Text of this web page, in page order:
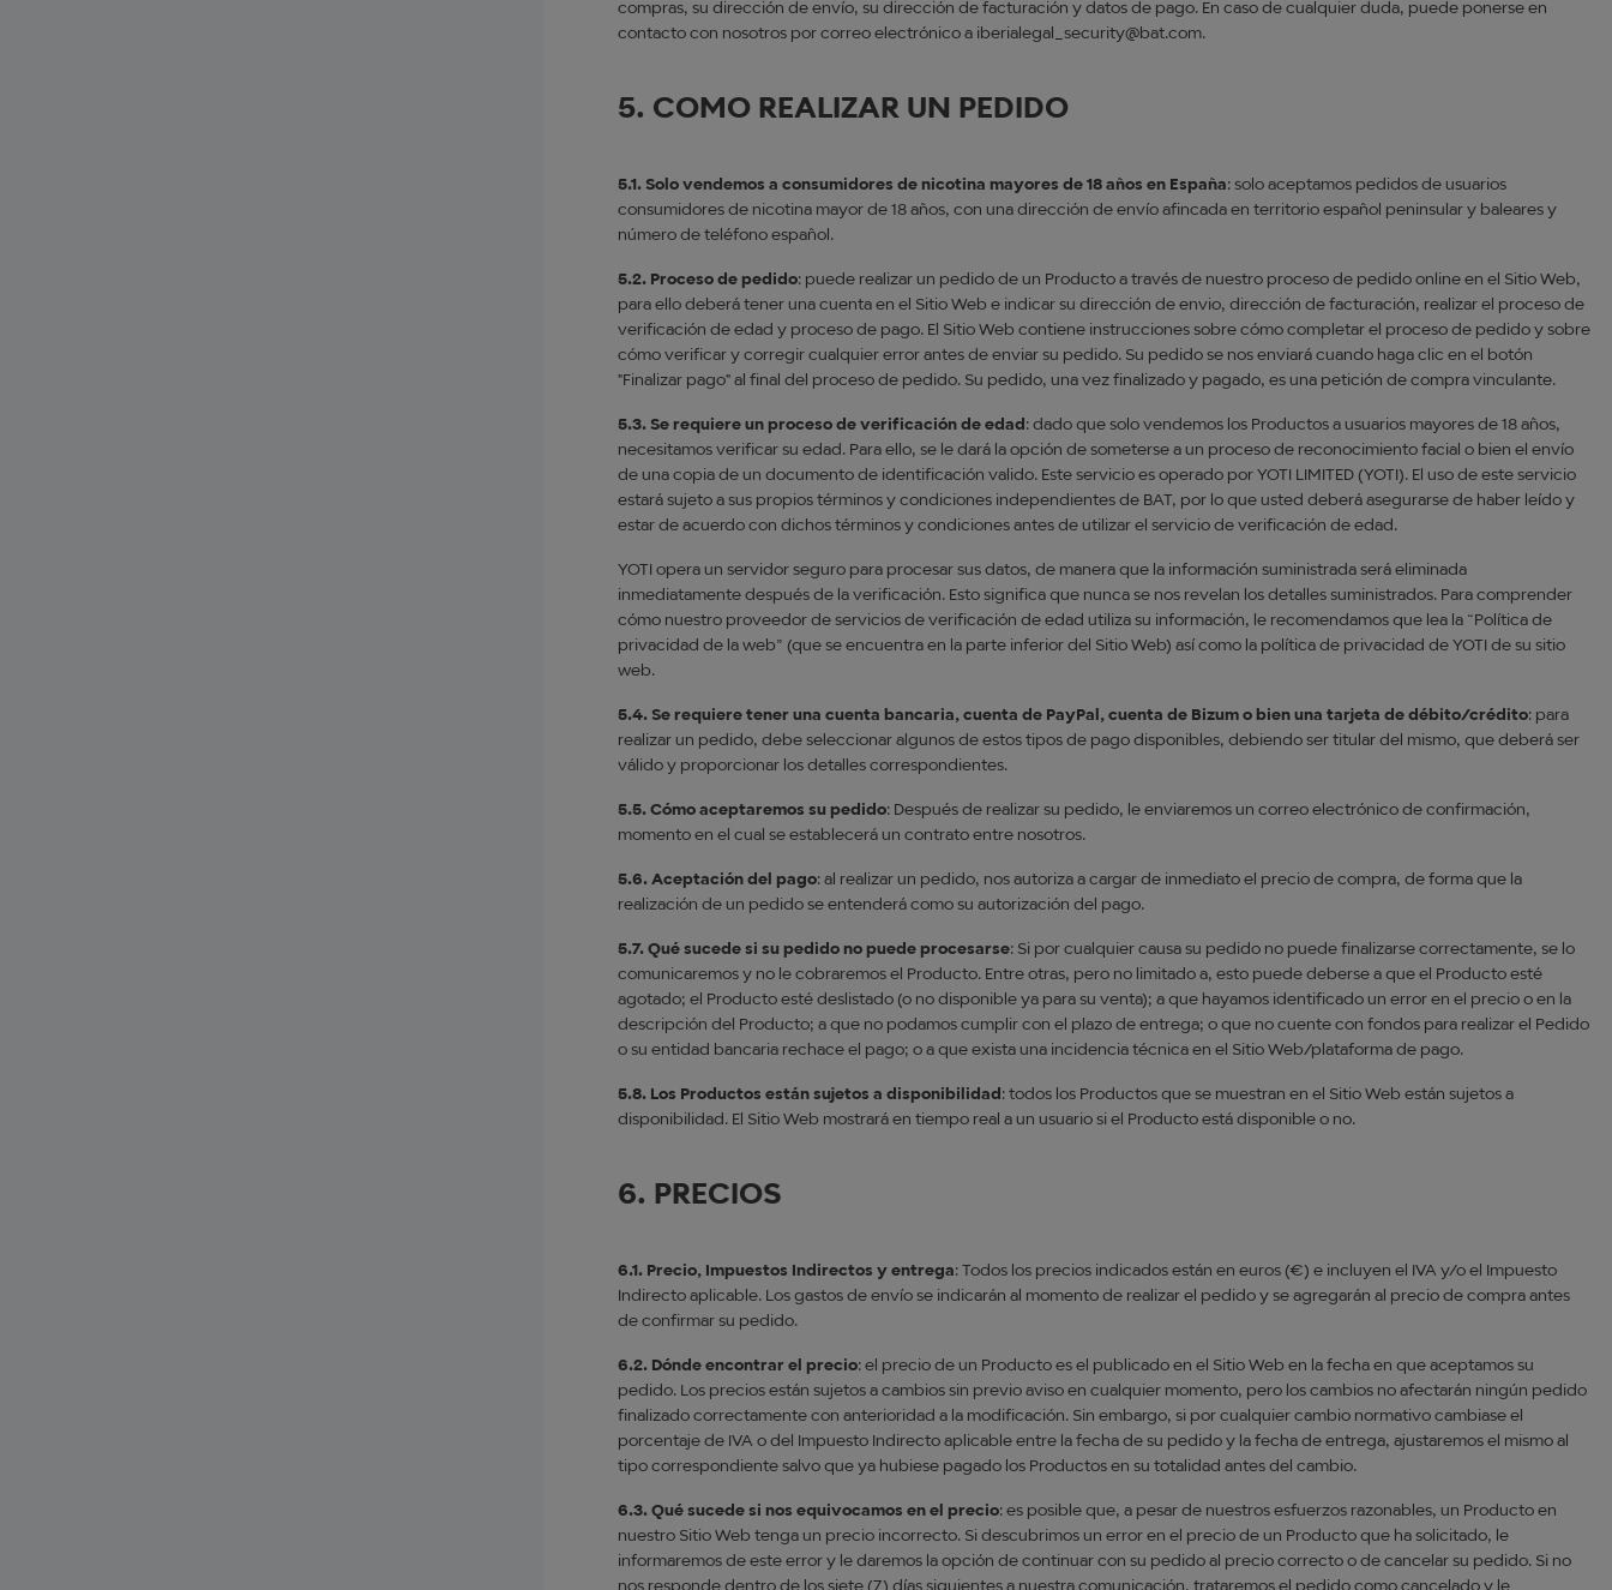
compras, su dirección de envío, su dirección de facturación y datos de pago. En caso de cualquier duda, puede ponerse en
contacto con nosotros por correo electrónico a iberialegal_security@bat.com.
5. COMO REALIZAR UN PEDIDO
5.1. Solo vendemos a consumidores de nicotina mayores de 18 años en España: solo aceptamos pedidos de usuarios
consumidores de nicotina mayor de 18 años, con una dirección de envío afincada en territorio español peninsular y baleares y
número de teléfono español.
5.2. Proceso de pedido: puede realizar un pedido de un Producto a través de nuestro proceso de pedido online en el Sitio Web,
para ello deberá tener una cuenta en el Sitio Web e indicar su dirección de envio, dirección de facturación, realizar el proceso de
verificación de edad y proceso de pago. El Sitio Web contiene instrucciones sobre cómo completar el proceso de pedido y sobre
cómo verificar y corregir cualquier error antes de enviar su pedido. Su pedido se nos enviará cuando haga clic en el botón
"Finalizar pago" al final del proceso de pedido. Su pedido, una vez finalizado y pagado, es una petición de compra vinculante.
5.3. Se requiere un proceso de verificación de edad : dado que solo vendemos los Productos a usuarios mayores de 18 años,
necesitamos verificar su edad. Para ello, se le dará la opción de someterse a un proceso de reconocimiento facial o bien el envío
de una copia de un documento de identificación valido. Este servicio es operado por YOTI LIMITED (YOTI). El uso de este servicio
estará sujeto a sus propios términos y condiciones independientes de BAT, por lo que usted deberá asegurarse de haber leído y
estar de acuerdo con dichos términos y condiciones antes de utilizar el servicio de verificación de edad.
YOTI opera un servidor seguro para procesar sus datos, de manera que la información suministrada será eliminada
inmediatamente después de la verificación. Esto significa que nunca se nos revelan los detalles suministrados. Para comprender
cómo nuestro proveedor de servicios de verificación de edad utiliza su información, le recomendamos que lea la “Política de
privacidad de la web” (que se encuentra en la parte inferior del Sitio Web) así como la política de privacidad de YOTI de su sitio
web.
5.4. Se requiere tener una cuenta bancaria, cuenta de PayPal, cuenta de Bizum o bien una tarjeta de débito/crédito: para
realizar un pedido, debe seleccionar algunos de estos tipos de pago disponibles, debiendo ser titular del mismo, que deberá ser
válido y proporcionar los detalles correspondientes.
5.5. Cómo aceptaremos su pedido: Después de realizar su pedido, le enviaremos un correo electrónico de confirmación,
momento en el cual se establecerá un contrato entre nosotros.
5.6. Aceptación del pago: al realizar un pedido, nos autoriza a cargar de inmediato el precio de compra, de forma que la
realización de un pedido se entenderá como su autorización del pago.
5.7. Qué sucede si su pedido no puede procesarse: Si por cualquier causa su pedido no puede finalizarse correctamente, se lo
comunicaremos y no le cobraremos el Producto. Entre otras, pero no limitado a, esto puede deberse a que el Producto esté
agotado; el Producto esté deslistado (o no disponible ya para su venta); a que hayamos identificado un error en el precio o en la
descripción del Producto; a que no podamos cumplir con el plazo de entrega; o que no cuente con fondos para realizar el Pedido
o su entidad bancaria rechace el pago; o a que exista una incidencia técnica en el Sitio Web/plataforma de pago.
5.8. Los Productos están sujetos a disponibilidad : todos los Productos que se muestran en el Sitio Web están sujetos a
disponibilidad. El Sitio Web mostrará en tiempo real a un usuario si el Producto está disponible o no.
6. PRECIOS
6.1. Precio, Impuestos Indirectos y entrega: Todos los precios indicados están en euros (€) e incluyen el IVA y/o el Impuesto
Indirecto aplicable. Los gastos de envío se indicarán al momento de realizar el pedido y se agregarán al precio de compra antes
de confirmar su pedido.
6.2. Dónde encontrar el precio: el precio de un Producto es el publicado en el Sitio Web en la fecha en que aceptamos su
pedido. Los precios están sujetos a cambios sin previo aviso en cualquier momento, pero los cambios no afectarán ningún pedido
finalizado correctamente con anterioridad a la modificación. Sin embargo, si por cualquier cambio normativo cambiase el
porcentaje de IVA o del Impuesto Indirecto aplicable entre la fecha de su pedido y la fecha de entrega, ajustaremos el mismo al
tipo correspondiente salvo que ya hubiese pagado los Productos en su totalidad antes del cambio.
6.3. Qué sucede si nos equivocamos en el precio: es posible que, a pesar de nuestros esfuerzos razonables, un Producto en
nuestro Sitio Web tenga un precio incorrecto. Si descubrimos un error en el precio de un Producto que ha solicitado, le
informaremos de este error y le daremos la opción de continuar con su pedido al precio correcto o de cancelar su pedido. Si no